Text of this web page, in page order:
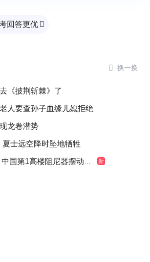
回答更优 
 换一换
《披荆斩棘》了
人要查孙子血缘儿媳拒绝
龙卷潜势
夏士远空降时坠地牺牲
国第1高楼阻尼器摆动明显 新